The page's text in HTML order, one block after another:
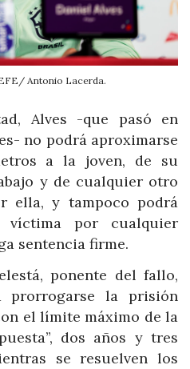
Antonio Lacerda.
Alves -que pasó en
no podrá aproximarse
a la joven, de su
y de cualquier otro
ella, y tampoco podrá
víctima por cualquier
sentencia firme.
ponente del fallo,
prorrogarse la prisión
el límite máximo de la
dos años y tres
se resuelven los